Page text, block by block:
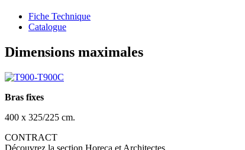
Fiche Technique
Catalogue
Dimensions maximales
Bras fixes
400 x 325/225 cm.
CONTRACT
Découvrez la section Horeca et Architectes